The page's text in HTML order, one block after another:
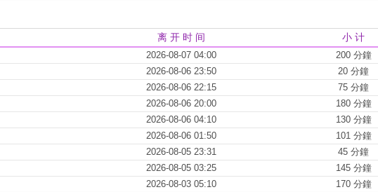
离 开 时 间 小 计
2026-08-07 04:00
200 分鐘
2026-08-06 23:50
20 分鐘
2026-08-06 22:15
75 分鐘
2026-08-06 20:00
180 分鐘
2026-08-06 04:10
130 分鐘
2026-08-06 01:50
101 分鐘
2026-08-05 23:31
45 分鐘
2026-08-05 03:25
145 分鐘
2026-08-03 05:10
170 分鐘